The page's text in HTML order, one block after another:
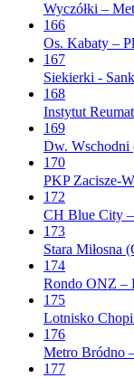
Wyczółki –
166
Os. Kabaty –
167
Siekierki -
168
Instytut
169
Dw. Wschodni
170
PKP Zacisze-
172
CH Blue City –
173
Stara Miłosna
174
Rondo ONZ –
175
Lotnisko
176
Metro Bródno
177